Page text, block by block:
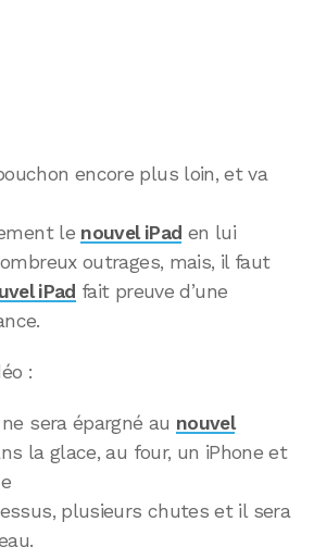
encore plus loin, et va
le nouvel iPad en lui
outrages, mais, il faut
iPad fait preuve d’une
:
sera épargné au nouvel
la glace, au four, un iPhone et
plusieurs chutes et il sera